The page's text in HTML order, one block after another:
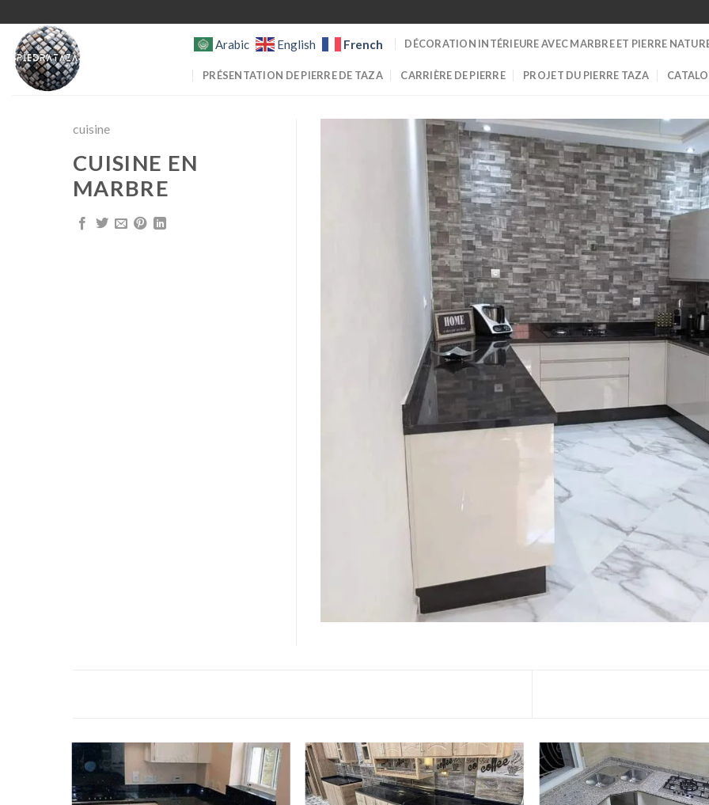
to
content
Arabic English French DÉCORATION INTÉRIEURE AVEC MARBRE ET PIERRE
PRÉSENTATION DE PIERRE DE TAZA CARRIÈRE DE PIERRE PROJET DU PIERRE TAZA
cuisine
CUISINE EN
MARBRE